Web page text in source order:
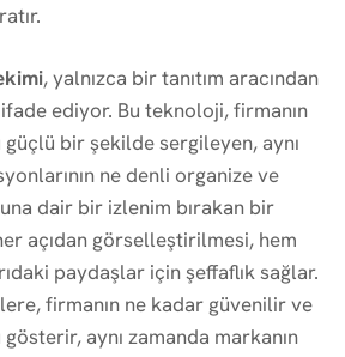
, yalnızca bir tanıtım aracından
ifade ediyor. Bu teknoloji, firmanın
güçlü bir şekilde sergileyen, aynı
ne denli organize ve
dair bir izlenim bırakan bir
açıdan görselleştirilmesi, hem
paydaşlar için şeffaflık sağlar.
firmanın ne kadar güvenilir ve
aynı zamanda markanın